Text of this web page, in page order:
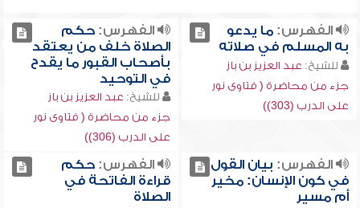
الفهرس:ما يدعو
به المسلم في صلاته
للشيخ: عبد العزيز بن باز
جزء من محاضرة ( فتاوى نور
على الدرب (303))
الفهرس:حكم
الصلاة خلف من يعتقد
بأصحاب القبور ما يقدح
في التوحيد
للشيخ: عبد العزيز بن باز
جزء من محاضرة ( فتاوى نور
على الدرب (306))
الفهرس: بيان القول
في كون الإنسان: مخير
أم مسير
الفهرس:حكم
قراءة الفاتحة في
الصلاة